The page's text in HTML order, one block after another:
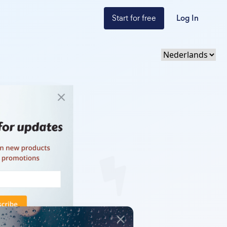
Start for free Log In